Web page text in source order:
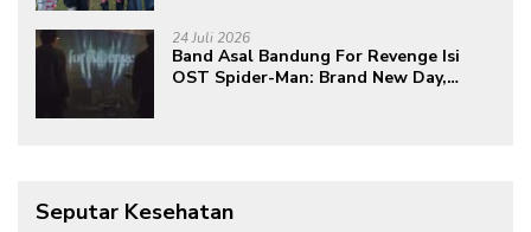
24 Juli 2026
Band Asal Bandung For Revenge Isi
OST Spider-Man: Brand New Day,
Seputar Kesehatan